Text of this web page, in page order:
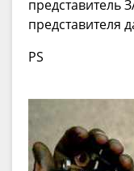
представитель
представителя
PS